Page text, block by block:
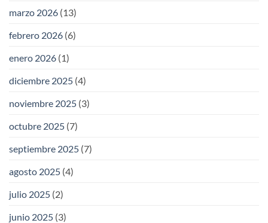
marzo 2026 (13)
febrero 2026 (6)
enero 2026 (1)
diciembre 2025 (4)
noviembre 2025 (3)
octubre 2025 (7)
septiembre 2025 (7)
agosto 2025 (4)
julio 2025 (2)
junio 2025 (3)